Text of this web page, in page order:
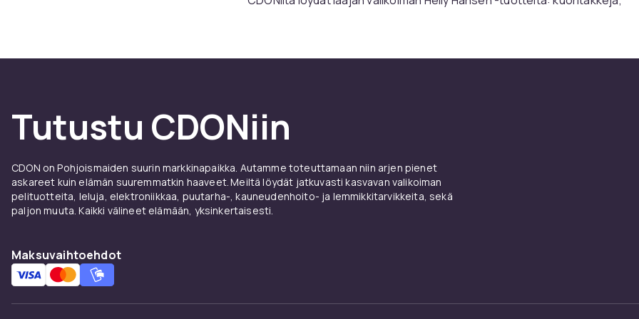
riippumatta
vaatteita liikkuvalle vanhemmalle, ulkoilmaihmiselle, joka tuntee olonsa
ympäri vuoden pyöräilevälle toimistotyöntekijälle ja kaikille, jotka haluavat
pysyä kuivina ja lämpiminä tinkimättä liikkuvuudesta. Nämä eivät ole
hengittää, kestää – ja siitä tulee luonnollinen osa reppuasi tai
Tutustu CDONiin
CDON on Pohjoismaiden suurin markkinapaikka. Autamme toteuttamaan niin arjen pienet
askareet kuin elämän suuremmatkin haaveet. Meiltä löydät jatkuvasti kasvavan valikoiman
pelituotteita, leluja, elektroniikkaa, puutarha-, kauneudenhoito- ja lemmikkitarvikkeita, sekä
paljon muuta. Kaikki välineet elämään, yksinkertaisesti.
Maksuvaihtoehdot